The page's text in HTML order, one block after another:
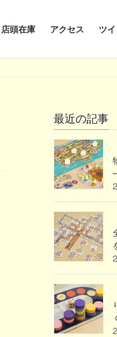
店頭在庫 アクセス ツ
最近の記事